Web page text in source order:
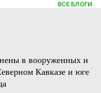
ВСЕ БЛОГИ
в вооруженных и
Кавказе и юге